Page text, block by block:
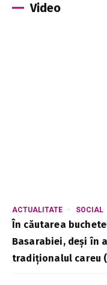
Video
ACTUALITATE SOCIAL
În căutarea
Basarabiei, deși în
tradiționalul careu